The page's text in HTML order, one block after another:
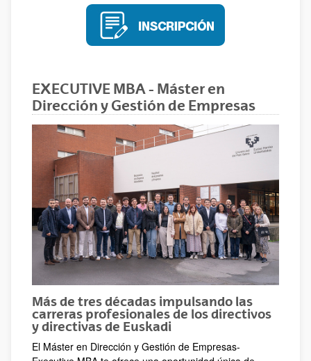
EXECUTIVE MBA - Máster en
Dirección y Gestión de Empresas
Más de tres décadas impulsando las
carreras profesionales de los directivos
y directivas de Euskadi
El Máster en Dirección y Gestión de Empresas-